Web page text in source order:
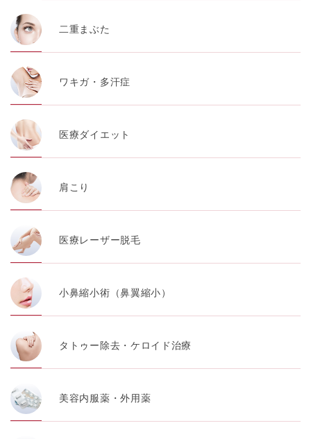
【第三者提供について】
TCBグループは、個人情報保護法その他の法令により認
められる場合を除き、患者様の同意なしに、取得情報を
委託先以外の第三者に開示・提供することはありませ
ん。
【個人情報の開示・訂正・利用停止について】
TCBグループは、本人の申し出により個人情報に関する
について、これを適切に対応します。
問合せ先：個人情報お問合せフォーム
【Cookie(クッキー)について】
Cookieは、一般的にインターネット閲覧を行う際、又は
WEBサービスを利用する際に、閲覧者のデバイス内にそ
TCBグループでは、Cookie及び類似技術を使用して収集
した情報を利用することにより、WEBサイトの利用状況
を分析し、パフォーマンス改善や、WEBサイトを通じて
提供するサービスの向上・改善のため、Cookieを使用す
ることがあります。ご使用のブラウザによりCookieを無
効とすることが可能です。ただし、Cookieを無効にした
場合、WEBサイト上のサービスの全部または一部のペー
ジが正しく表示されなくなる場合がありますのでご留意
【アクセスログについて】
TCBグループが運営するWEBサイトでは、アクセスログ
として患者様の履歴情報をサーバ上に記録しています。
る統計分析のために使用されます。それ以外の目的で使
用されることはありません。
二重まぶた
ワキガ・多汗症
医療ダイエット
肩こり
医療レーザー脱毛
小鼻縮小術（鼻翼縮小）
タトゥー除去・ケロイド治療
美容内服薬・外用薬